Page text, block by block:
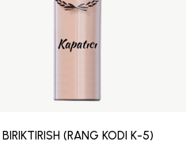
BIRIKTIRISH (RANG KODI K-5)